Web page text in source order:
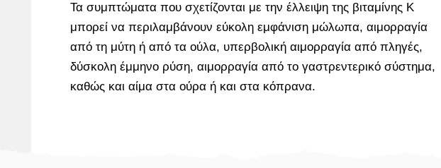
Τα συμπτώματα που σχετίζονται με την έλλειψη της βιταμίνης Κ
μπορεί να περιλαμβάνουν εύκολη εμφάνιση μώλωπα, αιμορραγία
από τη μύτη ή από τα ούλα, υπερβολική αιμορραγία από πληγές,
δύσκολη έμμηνο ρύση, αιμορραγία από το γαστρεντερικό σύστημα,
καθώς και αίμα στα ούρα ή και στα κόπρανα.